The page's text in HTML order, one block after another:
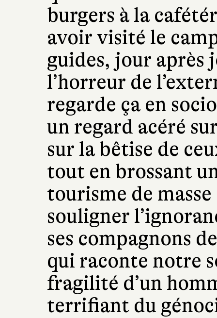
burgers à la
avoir visité le
guides, jour après
l’horreur de
regarde ça en
un regard acéré
sur la bêtise de
tout en brossant
tourisme de
souligner
ses compagnons
qui raconte notre
fragilité d’un
terrifiant du